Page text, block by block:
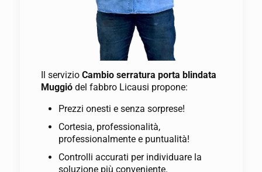
Il servizio Cambio serratura porta blindata
Muggió del fabbro Licausi propone:
Prezzi onesti e senza sorprese!
Cortesia, professionalità,
professionalmente e puntualità!
Controlli accurati per individuare la
soluzione più conveniente.